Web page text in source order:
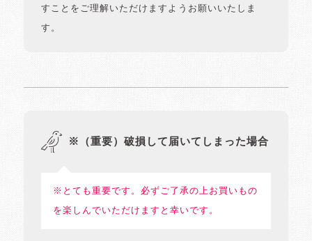
すことをご理解いただけますようお願いいたしま
す。
※（重要）破損して届いてしまった場合
※とても重要です。必ずご了承の上お買いもの
を楽しんでいただけますと幸いです。